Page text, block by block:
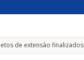
de extensão finalizados